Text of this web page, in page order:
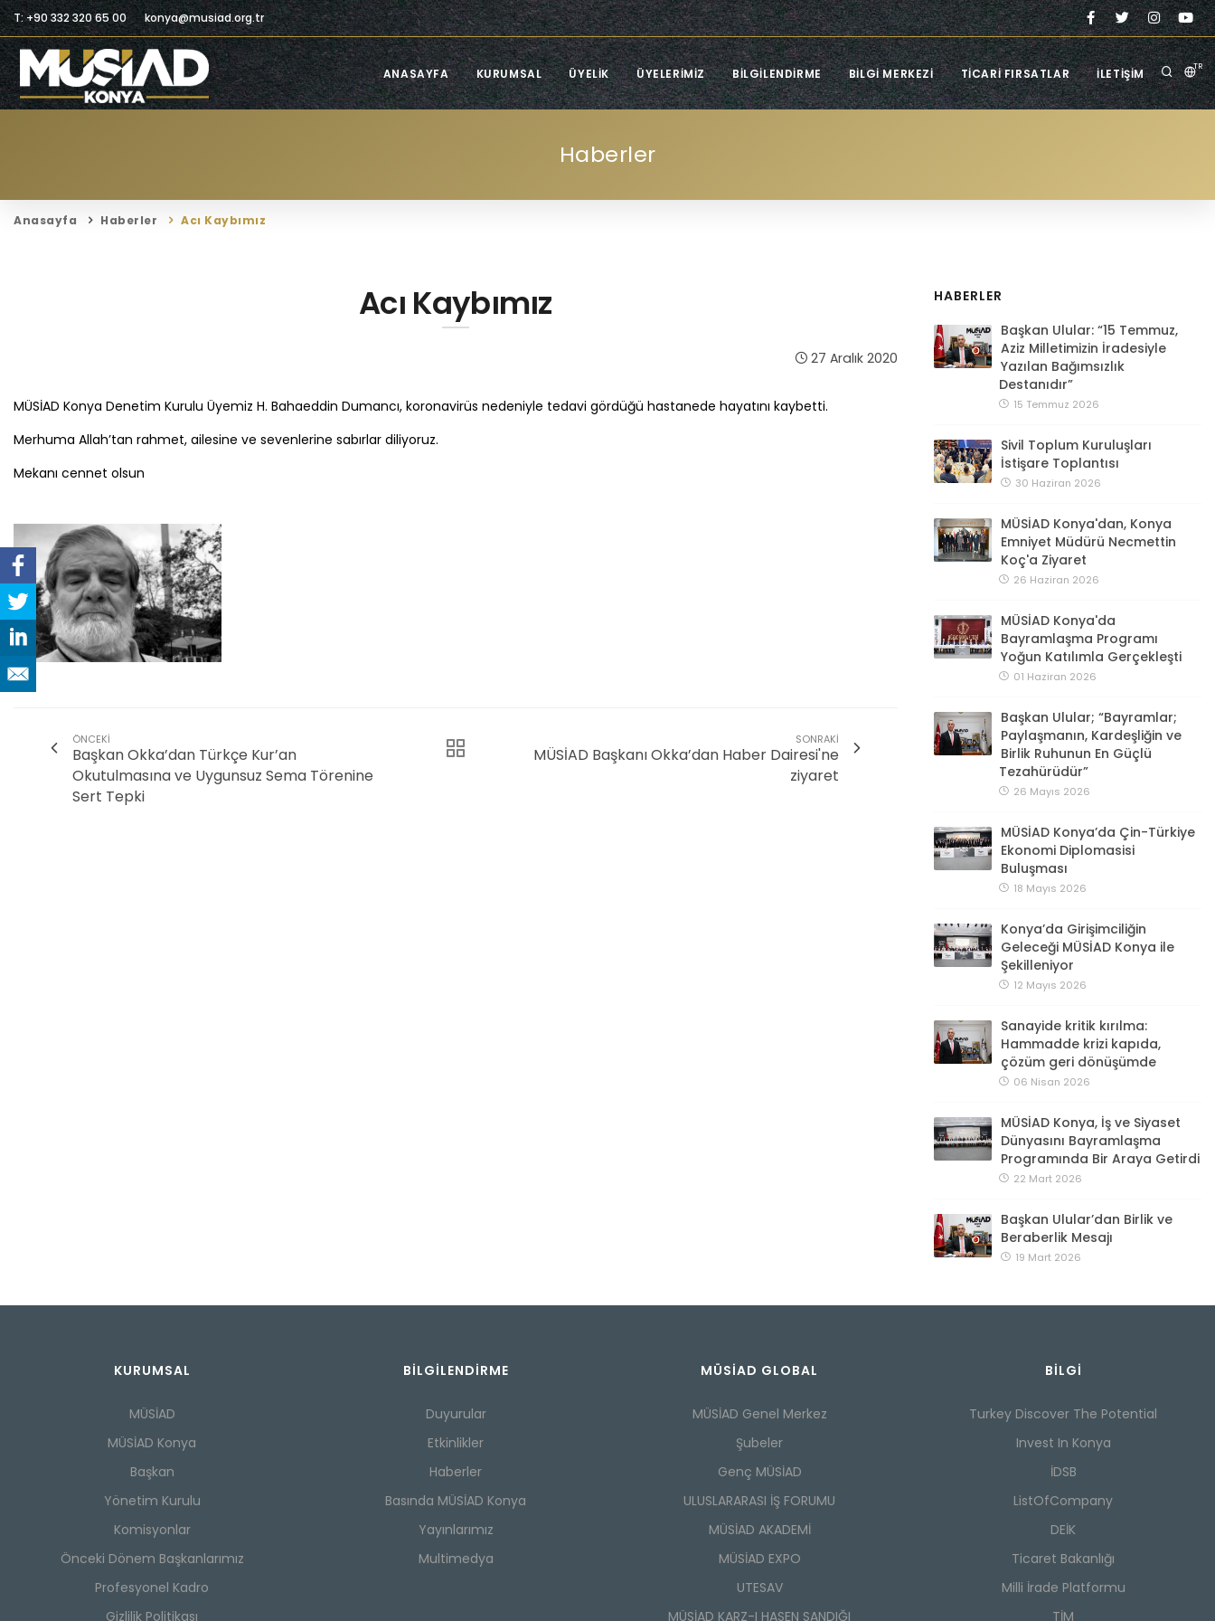
T: +90 332 320 65 00 konya@musiad.org.tr
TR
ANASAYFA KURUMSAL ÜYELIK ÜYELERIMIZ BILGILENDIRME BILGI MERKEZI TICARI FIRSATLAR İLETIŞIM
Haberler
Anasayfa Haberler Acı Kaybımız
Acı Kaybımız
27 Aralık 2020
MÜSİAD Konya Denetim Kurulu Üyemiz H. Bahaeddin Dumancı, koronavirüs nedeniyle tedavi gördüğü hastanede hayatını kaybetti.
Merhuma Allah’tan rahmet, ailesine ve sevenlerine sabırlar diliyoruz.
Mekanı cennet olsun
ÖNCEKI
Başkan Okka’dan Türkçe Kur’an
Okutulmasına ve Uygunsuz Sema Törenine
Sert Tepki
SONRAKI
MÜSİAD Başkanı Okka’dan Haber Dairesi'ne
ziyaret
HABERLER
Başkan Ulular: “15 Temmuz,
Aziz Milletimizin İradesiyle
Yazılan Bağımsızlık
Destanıdır”
15 Temmuz 2026
Sivil Toplum Kuruluşları
İstişare Toplantısı
30 Haziran 2026
MÜSİAD Konya'dan, Konya
Emniyet Müdürü Necmettin
Koç'a Ziyaret
26 Haziran 2026
MÜSİAD Konya'da
Bayramlaşma Programı
Yoğun Katılımla Gerçekleşti
01 Haziran 2026
Başkan Ulular; “Bayramlar;
Paylaşmanın, Kardeşliğin ve
Birlik Ruhunun En Güçlü
Tezahürüdür”
26 Mayıs 2026
MÜSİAD Konya’da Çin-Türkiye
Ekonomi Diplomasisi
Buluşması
18 Mayıs 2026
Konya’da Girişimciliğin
Geleceği MÜSİAD Konya ile
Şekilleniyor
12 Mayıs 2026
Sanayide kritik kırılma:
Hammadde krizi kapıda,
çözüm geri dönüşümde
06 Nisan 2026
MÜSİAD Konya, İş ve Siyaset
Dünyasını Bayramlaşma
Programında Bir Araya Getirdi
22 Mart 2026
Başkan Ulular’dan Birlik ve
Beraberlik Mesajı
19 Mart 2026
KURUMSAL
MÜSİAD
MÜSİAD Konya
Başkan
Yönetim Kurulu
Komisyonlar
Önceki Dönem Başkanlarımız
Profesyonel Kadro
Gizlilik Politikası
BILGILENDIRME
Duyurular
Etkinlikler
Haberler
Basında MÜSİAD Konya
Yayınlarımız
Multimedya
MÜSİAD GLOBAL
MÜSİAD Genel Merkez
Şubeler
Genç MÜSİAD
ULUSLARARASI İŞ FORUMU
MÜSİAD AKADEMİ
MÜSİAD EXPO
UTESAV
MÜSİAD KARZ-I HASEN SANDIĞI
BILGI
Turkey Discover The Potential
Invest In Konya
İDSB
ListOfCompany
DEİK
Ticaret Bakanlığı
Milli İrade Platformu
TİM